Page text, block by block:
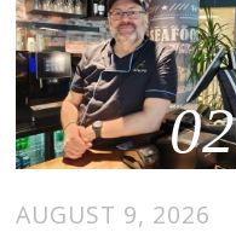
02
AUGUST 9, 2026